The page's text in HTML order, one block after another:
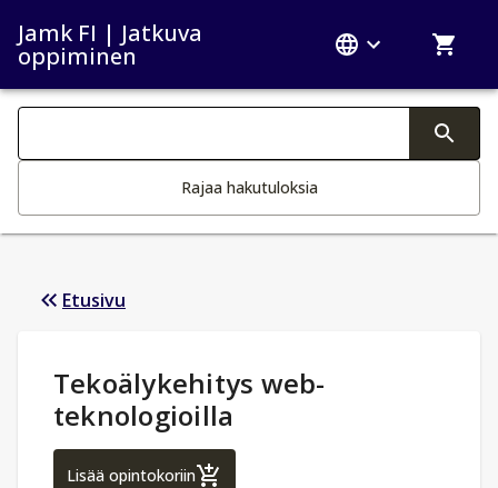
Jamk FI | Jatkuva
oppiminen
Haku kategoriat
Rajaa hakutuloksia
Etusivu
Opintotiedot:
Tekoälykehitys web-
teknologioilla
Lisää opintokoriinTekoälykehitys web-teknologioilla